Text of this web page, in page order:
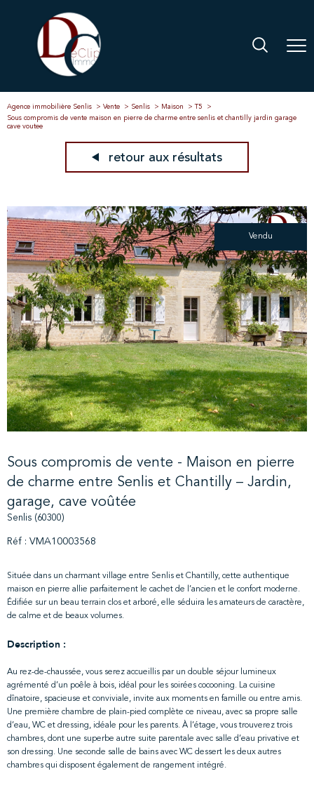
Agence immobilière Senlis Vente Senlis Maison
T5
Sous compromis de vente maison en pierre de charme entre senlis et chantilly jardin garage
cave voutee
retour aux résultats
Vendu
Sous compromis de vente - Maison en pierre
de charme entre Senlis et Chantilly – Jardin,
garage, cave voûtée
Senlis (60300)
Réf : VMA10003568
Située dans un charmant village entre Senlis et Chantilly, cette authentique
maison en pierre allie parfaitement le cachet de l’ancien et le confort moderne.
Édifiée sur un beau terrain clos et arboré, elle séduira les amateurs de caractère,
de calme et de beaux volumes.
Description :
Au rez-de-chaussée, vous serez accueillis par un double séjour lumineux
agrémenté d’un poêle à bois, idéal pour les soirées cocooning. La cuisine
dînatoire, spacieuse et conviviale, invite aux moments en famille ou entre amis.
Une première chambre de plain-pied complète ce niveau, avec sa propre salle
d’eau, WC et dressing, idéale pour les parents. À l’étage, vous trouverez trois
chambres, dont une superbe autre suite parentale avec salle d’eau privative et
son dressing. Une seconde salle de bains avec WC dessert les deux autres
chambres qui disposent également de rangement intégré.